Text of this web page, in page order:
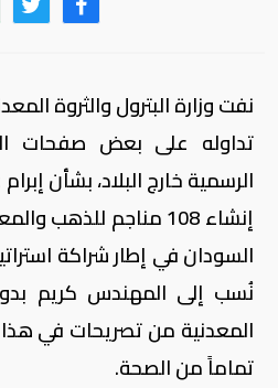
نفت وزارة البترول والثروة
تداوله على بعض صفحات
الرسمية خارج البلاد، بشأن
إنشاء 108 مناجم
السودان في إطار شراكة
نُسب إلى المهندس كريم بدوي
المعدنية من تصريحات في
تماماً من الصحة.